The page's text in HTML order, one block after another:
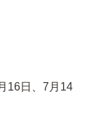
16日、7月14